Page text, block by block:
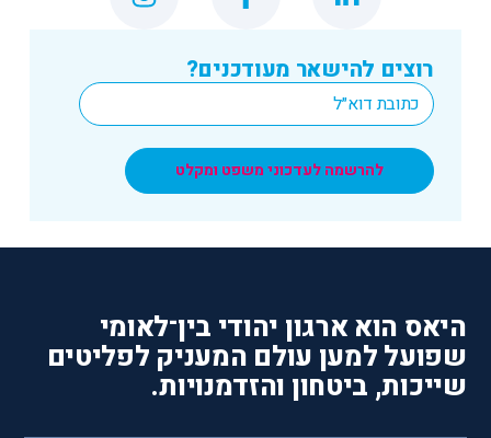
רוצים להישאר מעודכנים?
Email
*
להרשמה לעדכוני משפט ומקלט
היאס הוא ארגון יהודי בין־לאומי
שפועל למען עולם המעניק לפליטים
שייכות, ביטחון והזדמנויות.